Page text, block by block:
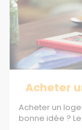
Acheter
Acheter un
bonne idée ?